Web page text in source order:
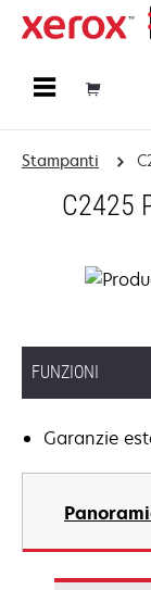
Stampanti
C2425
FUNZIONI
Garanzie